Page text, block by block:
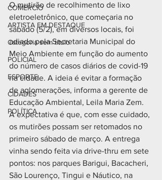
COMÉRCIO
ARTISTA EM DESTAQUE
Categoria sem título
POLICIAL
ESPORTE
CIDADES
POLÍTICA
O mutirão de recolhimento de lixo
eletroeletrônico, que começaria no
sábado (5/2), em diversos locais, foi
adiado pela Secretaria Municipal do
Meio Ambiente em função do aumento
do número de casos diários de covid-19
na cidade. A ideia é evitar a formação
de aglomerações, informa a gerente de
Educação Ambiental, Leila Maria Zem.
A expectativa é que, com esse cuidado,
os mutirões possam ser retomados no
primeiro sábado de março. A entrega
vinha sendo feita via drive-thru em sete
pontos: nos parques Barigui, Bacacheri,
São Lourenço, Tingui e Náutico, na